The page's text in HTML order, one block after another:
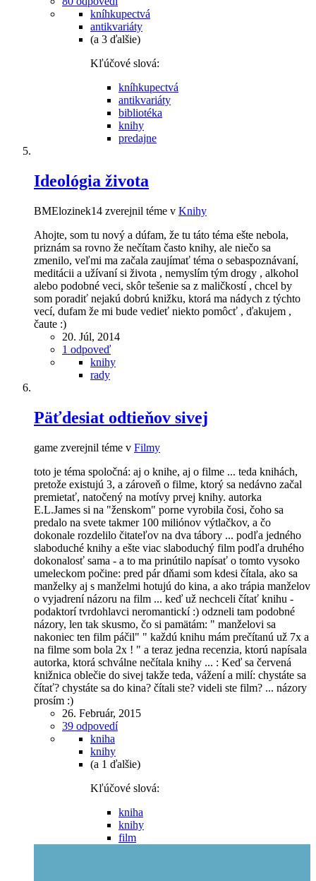
kníhkupectvá
antikvariáty
(a 3 ďalšie)
Kľúčové slová:
kníhkupectvá
antikvariáty
bibliotéka
knihy
predajne
Ideológia života
BMElozinek14 zverejnil téme v Knihy
Ahojte, som tu nový a dúfam, že tu táto téma ešte nebola,
priznám sa rovno že nečítam často knihy, ale niečo sa
zmenilo, veľmi ma začala zaujímať téma o sebaspoznávaní,
meditácii a užívaní si života , nemyslím tým drogy , alkohol
alebo podobné veci, skôr tešenie sa z maličkostí , chcel by
som poradiť nejakú dobrú knižku, ktorá ma nádych z týchto
vecí, dufam že mi bude vedieť niekto pomôcť , ďakujem ,
čaute :)
20. Júl, 2014
1 odpoveď
knihy
rady
Päťdesiat odtieňov sivej
game zverejnil téme v Filmy
toto je téma spoločná: aj o knihe, aj o filme ... teda knihách,
pretože existujú 3, a zároveň o filme, ktorý sa nedávno začal
premietať, natočený na motívy prvej knihy. autorka
E.L.James si na "ženskom" porne vyrobila čosi, čoho sa
predalo na svete takmer 100 miliónov výtlačkov, a čo
dokonale rozdelilo čitateľov na dva tábory ... podľa jedného
slaboduché knihy a ešte viac slaboduchý film podľa druhého
dokonalosť sama - a to ma prinútilo napísať o tomto vysoko
umeleckom počine: pred pár dňami som kdesi čítala, ako sa
manželky aj s manželmi hotujú do kina, a ako trápia manželov
o vyjadrení názoru na film ... keď už nechceli čítať knihu -
podaktorí tvrdohlavci neromantickí :) odzneli tam podobné
názory, len tak skusmo, čo si pamätám: " manželovi sa
nakoniec ten film páčil" " každú knihu mám prečítanú už 7x a
na filme som bola 2x ! " a teraz jedna recenzia, ktorú napísala
autorka, ktorá schválne nečítala knihy ... : Keď sa červená
knižnica oblečie do sivej takže teda, vážení a milí: chystáte sa
čítať? chystáte sa do kina? čítali ste? videli ste film? ... názory
prosím :)
26. Február, 2015
39 odpovedí
kniha
knihy
(a 1 ďalšie)
Kľúčové slová:
kniha
knihy
film